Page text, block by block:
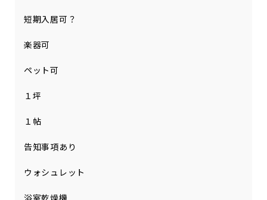
短期入居可？
楽器可
ペット可
１坪
１帖
告知事項あり
ウォシュレット
浴室乾燥機